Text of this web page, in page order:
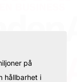
på
hållbarhet i